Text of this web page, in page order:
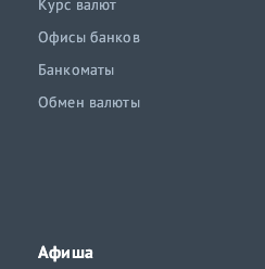
Курс валют
Офисы банков
Банкоматы
Обмен валюты
Афиша